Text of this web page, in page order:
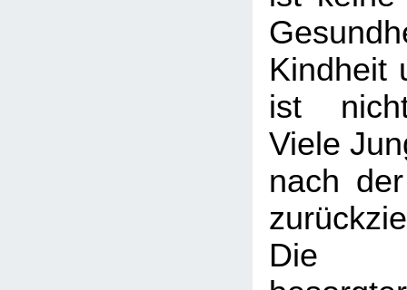
Kindheit
ist
Viele
nach
Die